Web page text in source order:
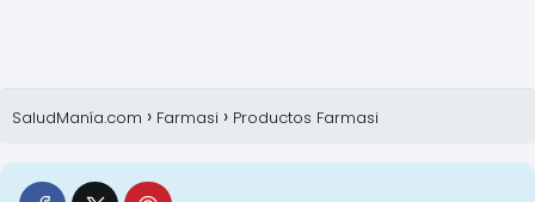
SaludManía.com Farmasi Productos Farmasi